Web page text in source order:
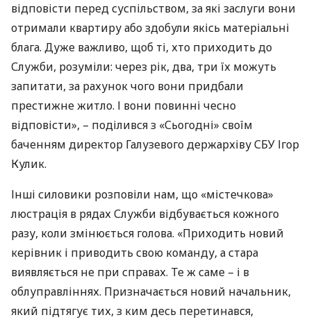
відповісти перед суспільством, за які заслуги вони
отримали квартиру або здобули якісь матеріальні
блага. Дуже важливо, щоб ті, хто приходить до
Служби, розуміли: через рік, два, три їх можуть
запитати, за рахунок чого вони придбали
престижне житло. І вони повинні чесно
відповісти», – поділився з «Сьогодні» своїм
баченням директор Галузевого держархівуСБУ Ігор
Кулик.
Інші силовики розповіли нам, що «містечкова»
люстрація в рядах Служби відбувається кожного
разу, коли змінюється голова. «Приходить новий
керівник і приводить свою команду, а стара
виявляється не при справах. Те ж саме – і в
облуправліннях. Призначається новий начальник,
який підтягує тих, з ким десь перетинався,